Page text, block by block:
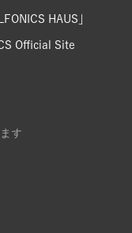
HAUS」
Official Site
す